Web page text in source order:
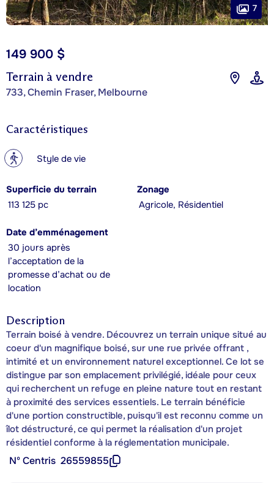
Terrain à vendre
733, Chemin Fraser, Melbourne
149 900 $
7
Caractéristiques
? Style de vie
Superficie du terrain
113 125 pc
Zonage
Agricole, Résidentiel
Date d’emménagement
30 jours après
l’acceptation de la
promesse d’achat ou de
location
Description
Terrain boisé à vendre. Découvrez un terrain unique situé au
coeur d'un magnifique boisé, sur une rue privée offrant ,
intimité et un environnement naturel exceptionnel. Ce lot se
distingue par son emplacement privilégié, idéale pour ceux
qui recherchent un refuge en pleine nature tout en restant
à proximité des services essentiels. Le terrain bénéficie
d'une portion constructible, puisqu'il est reconnu comme un
îlot déstructuré, ce qui permet la réalisation d'un projet
résidentiel conforme à la réglementation municipale.
Nº Centris 26559855